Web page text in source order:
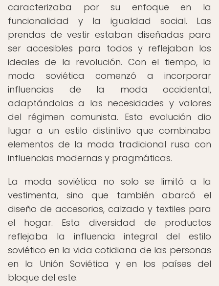
caracterizaba por su enfoque en la
funcionalidad y la igualdad social. Las
prendas de vestir estaban diseñadas para
ser accesibles para todos y reflejaban los
ideales de la revolución. Con el tiempo, la
moda soviética comenzó a incorporar
influencias de la moda occidental,
adaptándolas a las necesidades y valores
del régimen comunista. Esta evolución dio
lugar a un estilo distintivo que combinaba
elementos de la moda tradicional rusa con
influencias modernas y pragmáticas.
La moda soviética no solo se limitó a la
vestimenta, sino que también abarcó el
diseño de accesorios, calzado y textiles para
el hogar. Esta diversidad de productos
reflejaba la influencia integral del estilo
soviético en la vida cotidiana de las personas
en la Unión Soviética y en los países del
bloque del este.